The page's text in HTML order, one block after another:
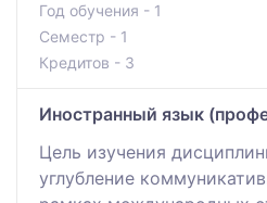
Год обучения - 1
Семестр - 1
Кредитов - 3
Иностранный язык
Цель изучения
углубление